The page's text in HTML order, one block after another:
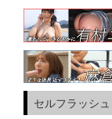
セルフラッシュ